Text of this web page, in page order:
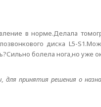
в норме.Делала
диска L5-
болела нога,но уже
для принятия решения о